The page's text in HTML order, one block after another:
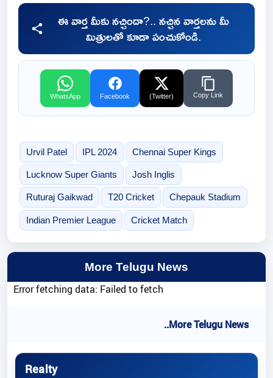
ఈ వార్త మీకు నచ్చిందా?.. నచ్చిన వార్తలను మీ
మిత్రులతో కూడా పంచుకోండి.
WhatsApp Facebook (Twitter) Copy Link
Urvil Patel IPL 2024 Chennai Super Kings
Lucknow Super Giants Josh Inglis
Ruturaj Gaikwad T20 Cricket Chepauk Stadium
Indian Premier League Cricket Match
More Telugu News
Error fetching data: Failed to fetch
..More Telugu News
Realty